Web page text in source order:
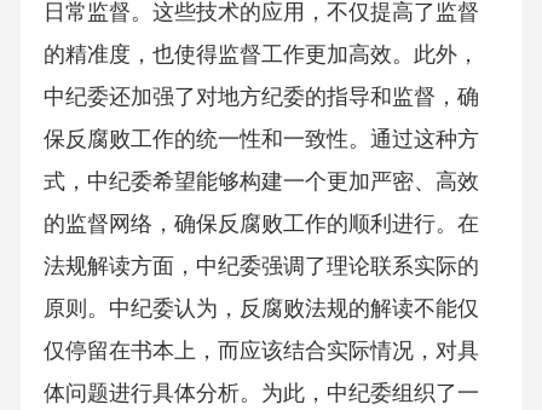
日常监督。这些技术的应用，不仅提高了监督
的精准度，也使得监督工作更加高效。此外，
中纪委还加强了对地方纪委的指导和监督，确
保反腐败工作的统一性和一致性。通过这种方
式，中纪委希望能够构建一个更加严密、高效
的监督网络，确保反腐败工作的顺利进行。在
法规解读方面，中纪委强调了理论联系实际的
原则。中纪委认为，反腐败法规的解读不能仅
仅停留在书本上，而应该结合实际情况，对具
体问题进行具体分析。为此，中纪委组织了一